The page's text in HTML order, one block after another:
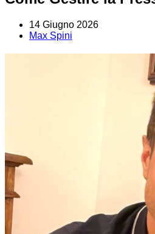
14 Giugno 2026
Max Spini